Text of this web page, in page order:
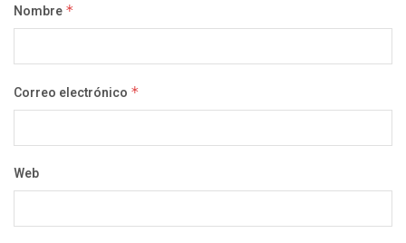
Nombre *
Correo electrónico *
Web